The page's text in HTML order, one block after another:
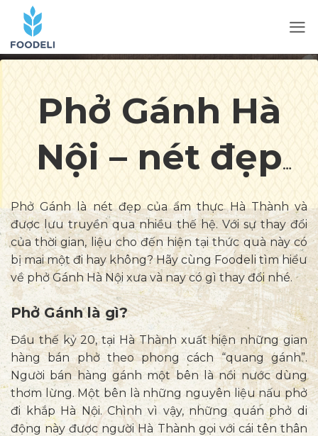
Phở Gánh Hà
Nội – nét đẹp
ẩm thực xưa và
nay
Phở Gánh là nét đẹp của ẩm thực Hà Thành và
được lưu truyền qua nhiều thế hệ. Với sự thay đổi
của thời gian, liệu cho đến hiện tại thức quà này có
bị mai một đi hay không? Hãy cùng Foodeli tìm hiểu
về phở Gánh Hà Nội xưa và nay có gì thay đổi nhé.
Phở Gánh là gì?
Đầu thế kỷ 20, tại Hà Thành xuất hiện những gian
hàng bán phở theo phong cách “quang gánh”.
Người bán hàng gánh một bên là nồi nước dùng
thơm lừng. Một bên là những nguyên liệu nấu phở
đi khắp Hà Nội. Chình vì vậy, những quán phở di
động này được người Hà Thành gọi với cái tên thân